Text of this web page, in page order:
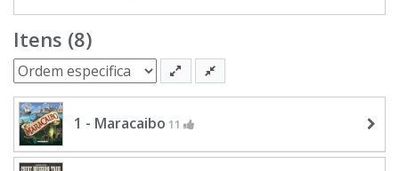
Itens (8)
1 - Maracaibo 11